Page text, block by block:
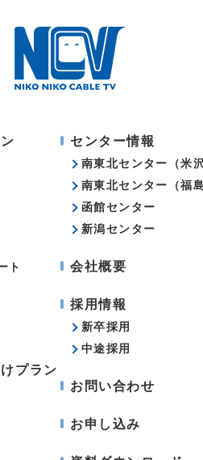
ト
プラン
センター情報
南東北センター（米沢
南東北センター（福島
函館センター
新潟センター
会社概要
採用情報
新卒採用
中途採用
お問い合わせ
お申し込み